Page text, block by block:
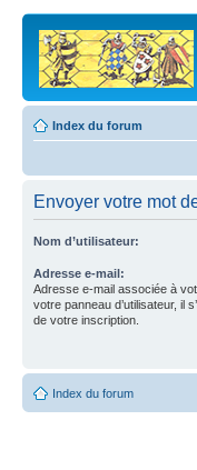
Index du forum
Envoyer votre mot
Nom d’utilisateur:
Adresse e-mail:
Adresse e-mail associée à
votre panneau d’utilisateur, il
de votre inscription.
Index du forum